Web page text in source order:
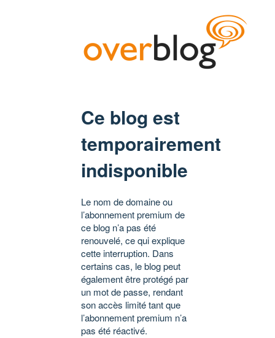
Ce blog est
temporairement
indisponible
Le nom de domaine ou
l’abonnement premium de
ce blog n’a pas été
renouvelé, ce qui explique
cette interruption. Dans
certains cas, le blog peut
également être protégé par
un mot de passe, rendant
son accès limité tant que
l’abonnement premium n’a
pas été réactivé.